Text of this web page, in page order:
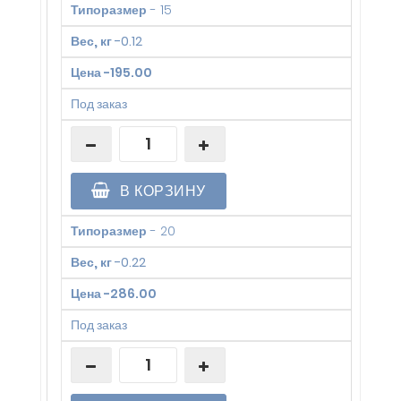
Типоразмер - 15
Вес, кг-0.12
Цена-195.00
Под заказ
В КОРЗИНУ
Типоразмер - 20
Вес, кг-0.22
Цена-286.00
Под заказ